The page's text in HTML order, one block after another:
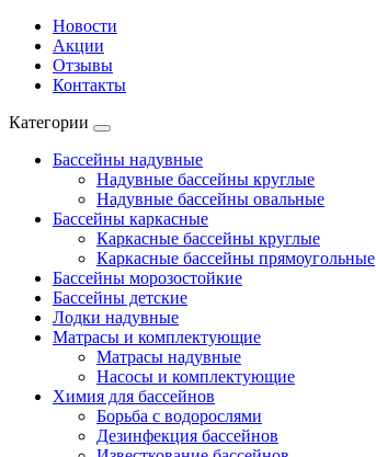
Новости
Акции
Отзывы
Контакты
Категории
Бассейны надувные
Надувные бассейны круглые
Надувные бассейны овальные
Бассейны каркасные
Каркасные бассейны круглые
Каркасные бассейны прямоугольные
Бассейны морозостойкие
Бассейны детские
Лодки надувные
Матрасы и комплектующие
Матрасы надувные
Насосы и комплектующие
Химия для бассейнов
Борьба с водорослями
Дезинфекция бассейнов